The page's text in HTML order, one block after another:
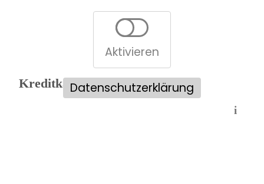
Aktivieren
Datenschutzerklärung
Kreditkartenvergleich:
i